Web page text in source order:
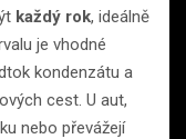
každý rok, ideálně
je vhodné
kondenzátu a
cest. U aut,
nebo převážejí